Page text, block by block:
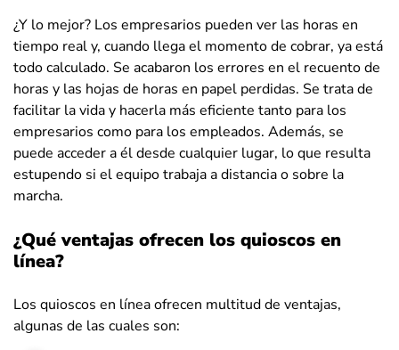
¿Y lo mejor? Los empresarios pueden ver las horas en
tiempo real y, cuando llega el momento de cobrar, ya está
todo calculado. Se acabaron los errores en el recuento de
horas y las hojas de horas en papel perdidas. Se trata de
facilitar la vida y hacerla más eficiente tanto para los
empresarios como para los empleados. Además, se
puede acceder a él desde cualquier lugar, lo que resulta
estupendo si el equipo trabaja a distancia o sobre la
marcha.
¿Qué ventajas ofrecen los quioscos en
línea?
Los quioscos en línea ofrecen multitud de ventajas,
algunas de las cuales son: